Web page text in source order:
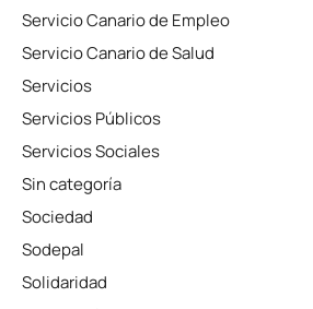
Servicio Canario de Empleo
Servicio Canario de Salud
Servicios
Servicios Públicos
Servicios Sociales
Sin categoría
Sociedad
Sodepal
Solidaridad